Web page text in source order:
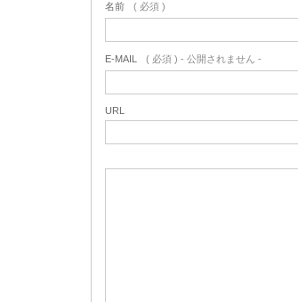
名前 ( 必須 )
E-MAIL ( 必須 ) - 公開されません -
URL